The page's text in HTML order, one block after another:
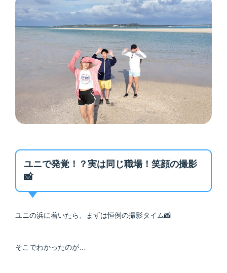
ユニで発覚！？実は同じ職場！笑顔の撮影
📸
ユニの浜に着いたら、まずは恒例の撮影タイム📸
そこでわかったのが…